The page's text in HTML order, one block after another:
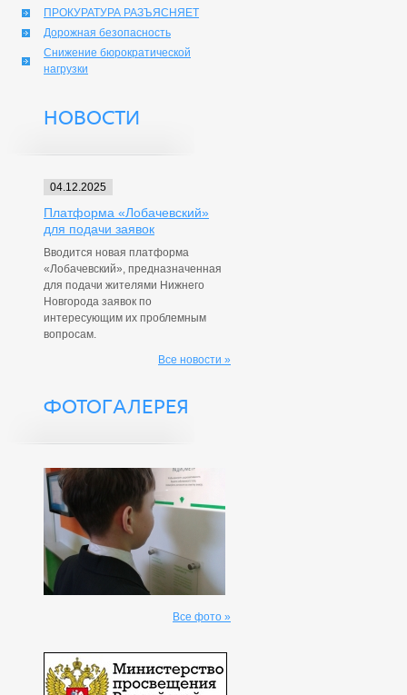
ПРОКУРАТУРА РАЗЪЯСНЯЕТ
Дорожная безопасность
Снижение бюрократической
нагрузки
НОВОСТИ
04.12.2025
Платформа «Лобачевский»
для подачи заявок
Вводится новая платформа
«Лобачевский», предназначенная
для подачи жителями Нижнего
Новгорода заявок по
интересующим их проблемным
вопросам.
Все новости »
ФОТОГАЛЕРЕЯ
Все фото »